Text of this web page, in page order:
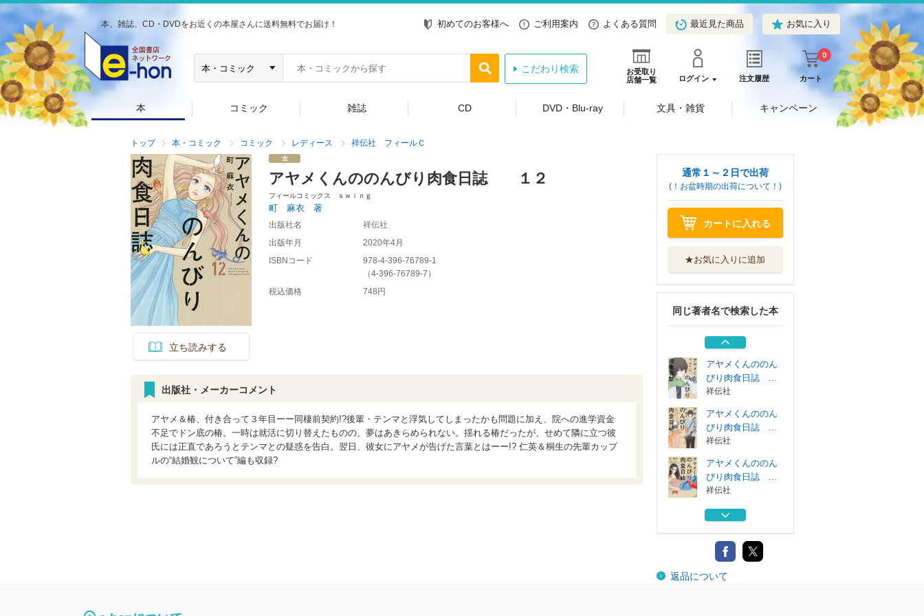
本、雑誌、CD・DVDをお近くの本屋さんに送料無料でお届け！ 初めてのお客様へ ご利用案内 よくある質問 最近見た商品 お気に入り
お受取り
店舗一覧
ログイン 注文履歴 カート
0
こだわり検索
本 コミック 雑誌 CD DVD・Blu-ray 文具・雑貨 キャンペーン
トップ 本・コミック コミック レディース 祥伝社 フィールＣ
立ち読みする
アヤメくんののんびり肉食日誌 １２
フィールコミックス ｓｗｉｎｇ
町 麻衣 著
出版社名
祥伝社
出版年月
2020年4月
ISBNコード
978-4-396-76789-1
（4-396-76789-7 ）
税込価格
748円
出版社・メーカーコメント
アヤメ＆椿、付き合って３年目ーー同棲前契約!?後輩・テンマと浮気してしまったかも問題に加え、院への進学資金
不足でドン底の椿。一時は就活に切り替えたものの、夢はあきらめられない。揺れる椿だったが、せめて隣に立つ彼
氏には正直であろうとテンマとの疑惑を告白。翌日、彼女にアヤメが告げた言葉とはーー!? 仁英＆桐生の先輩カップ
ルの“結婚観について”編も収録?
通常１～２日で出荷
(！お盆時期の出荷について！)
カートに入れる
★お気に入りに追加
同じ著者名で検索した本
アヤメくんののん
びり肉食日誌 ...
アヤメくんののん
祥伝社
弁護士のためのマ
ネー・ローンダ...
金融財政事情研...
アヤメくんののん
びり肉食日誌 ...
祥伝社
アヤメくんののん
びり肉食日誌 ...
祥伝社
アヤメくんののん
びり肉食日誌 ...
祥伝社
アヤメくんののん
祥伝社
弁護士のためのマ
ネー・ローンダ...
返品について